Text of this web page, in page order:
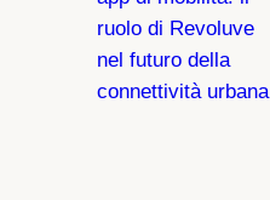
ruolo di Revoluve
nel futuro della
connettività urbana